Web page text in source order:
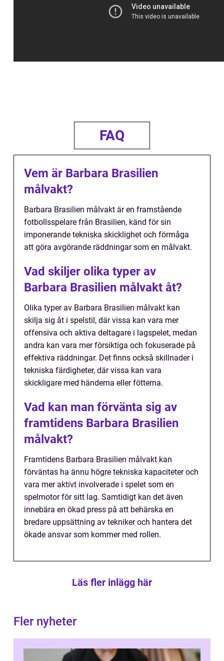
FAQ
Vem är Barbara Brasilien
målvakt?
Barbara Brasilien målvakt är en framstående
fotbollsspelare från Brasilien, känd för sin
imponerande tekniska skicklighet och förmåga
att göra avgörande räddningar som en målvakt.
Vad skiljer olika typer av
Barbara Brasilien målvakt åt?
Olika typer av Barbara Brasilien målvakt kan
skilja sig åt i spelstil, där vissa kan vara mer
offensiva och aktiva deltagare i lagspelet, medan
andra kan vara mer försiktiga och fokuserade på
effektiva räddningar. Det finns också skillnader i
tekniska färdigheter, där vissa kan vara
skickligare med händerna eller fötterna.
Vad kan man förvänta sig av
framtidens Barbara Brasilien
målvakt?
Framtidens Barbara Brasilien målvakt kan
förväntas ha ännu högre tekniska kapaciteter och
vara mer aktivt involverade i spelet som en
spelmotor för sitt lag. Samtidigt kan det även
innebära en ökad press på att behärska en
bredare uppsättning av tekniker och hantera det
ökade ansvar som kommer med rollen.
Läs fler inlägg här
Fler nyheter